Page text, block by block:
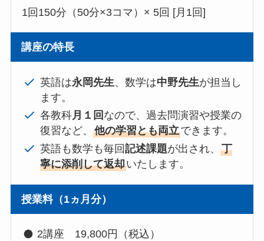
1回150分（50分×3コマ）× 5回 [月1回]
講座の特長
英語は永岡先生、数学は中野先生が担当し
ます。
各教科月１回 なので、過去問演習や授業の
復習など、他の学習とも両立できます。
英語も数学も毎回記述課題が出され、丁
寧に添削して返却いたします。
授業料（1ヵ月分）
2講座 19,800円（税込）